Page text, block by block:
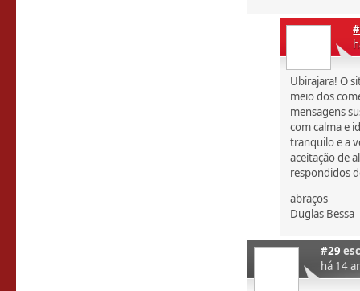
Ubirajara! O
meio dos
mensagens
com calma e
tranquilo e a
aceitação de
respondidos
abraços
Duglas Bessa
#29
há 14